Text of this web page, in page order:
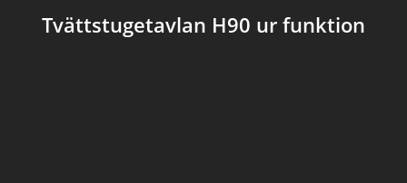
Tvättstugetavlan H90 ur funktion